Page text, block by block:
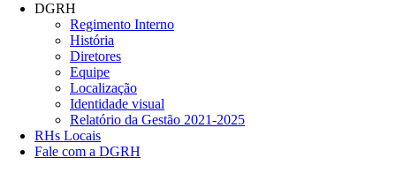
DGRH
Regimento Interno
História
Diretores
Equipe
Localização
Identidade visual
Relatório da Gestão 2021-2025
RHs Locais
Fale com a DGRH